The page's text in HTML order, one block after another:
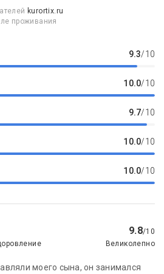
kurortix.ru
проживания
9.3/10
10.0/10
9.7/10
10.0/10
10.0/10
9.8/10
Великолепно
моего сына, он занимался